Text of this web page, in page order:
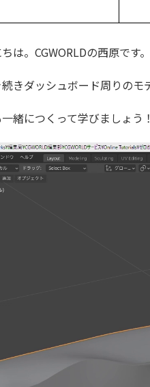
は。CGWORLDの西原です。
きダッシュボード周りのモ
緒につくって学びましょう